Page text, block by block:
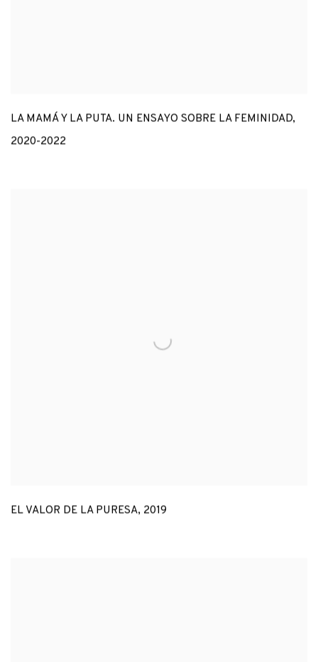
LA MAMÁ Y LA PUTA. UN ENSAYO SOBRE LA FEMINIDAD,
2020-2022
EL VALOR DE LA PURESA, 2019